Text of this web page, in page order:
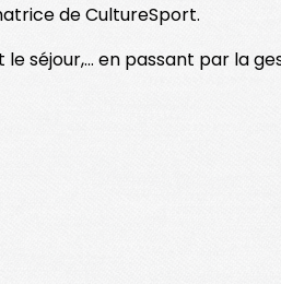
de CultureSport.
séjour,... en passant par la